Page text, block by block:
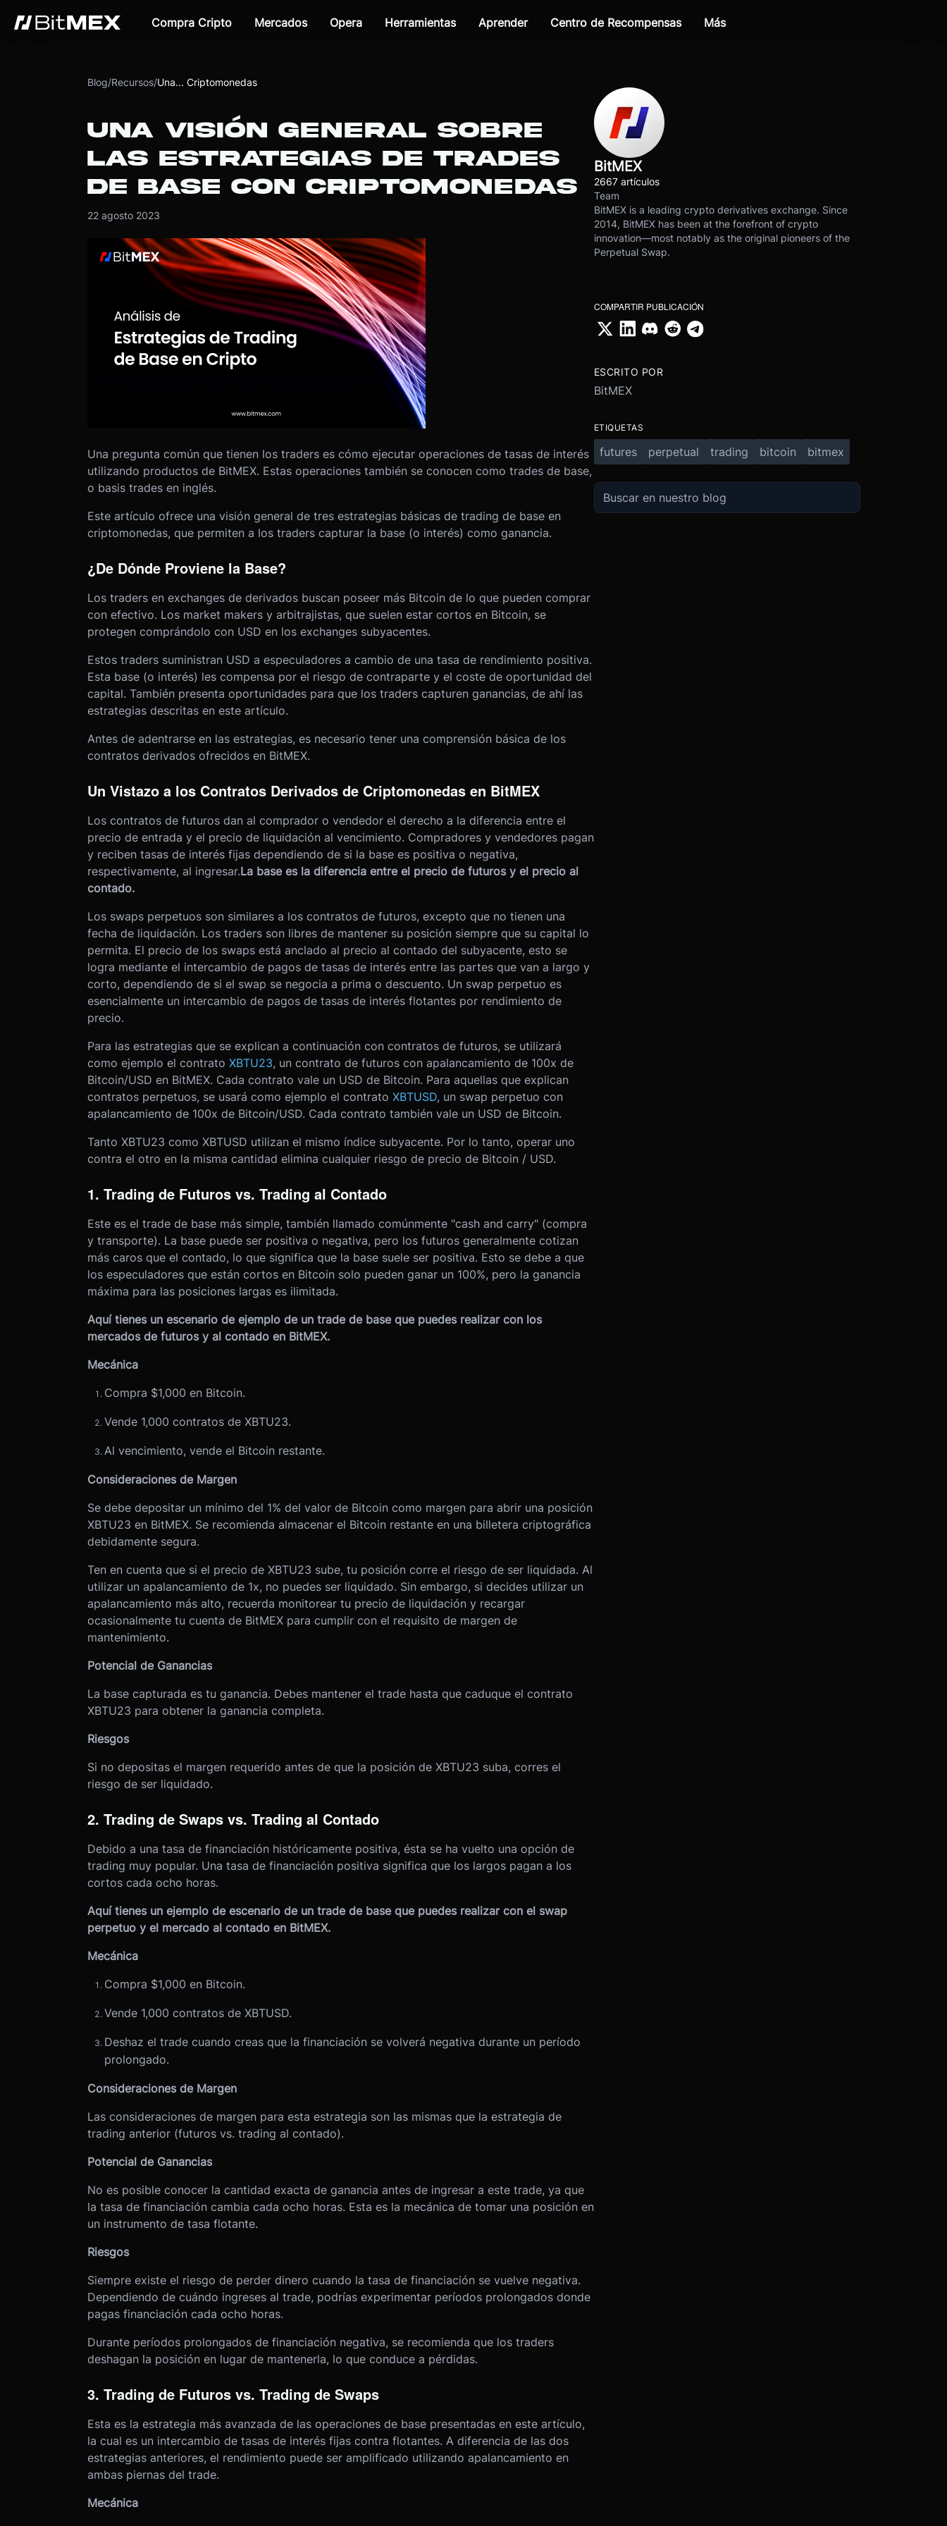
Compra Cripto Mercados Opera Herramientas Aprender Centro de Recompensas Más
Blog/Recursos/Una... Criptomonedas
UNA VISIÓN GENERAL SOBRE
LAS ESTRATEGIAS DE TRADES
DE BASE CON CRIPTOMONEDAS
22 agosto 2023
Una pregunta común que tienen los traders es cómo ejecutar operaciones de tasas de interés
utilizando productos de BitMEX. Estas operaciones también se conocen como trades de base,
o basis trades en inglés.
Este artículo ofrece una visión general de tres estrategias básicas de trading de base en
criptomonedas, que permiten a los traders capturar la base (o interés) como ganancia.
¿De Dónde Proviene la Base?
Los traders en exchanges de derivados buscan poseer más Bitcoin de lo que pueden comprar
con efectivo. Los market makers y arbitrajistas, que suelen estar cortos en Bitcoin, se
protegen comprándolo con USD en los exchanges subyacentes.
Estos traders suministran USD a especuladores a cambio de una tasa de rendimiento positiva.
Esta base (o interés) les compensa por el riesgo de contraparte y el coste de oportunidad del
capital. También presenta oportunidades para que los traders capturen ganancias, de ahí las
estrategias descritas en este artículo.
Antes de adentrarse en las estrategias, es necesario tener una comprensión básica de los
contratos derivados ofrecidos en BitMEX.
Un Vistazo a los Contratos Derivados de Criptomonedas en BitMEX
Los contratos de futuros dan al comprador o vendedor el derecho a la diferencia entre el
precio de entrada y el precio de liquidación al vencimiento. Compradores y vendedores pagan
y reciben tasas de interés fijas dependiendo de si la base es positiva o negativa,
respectivamente, al ingresar.La base es la diferencia entre el precio de futuros y el precio al
contado.
Los swaps perpetuos son similares a los contratos de futuros, excepto que no tienen una
fecha de liquidación. Los traders son libres de mantener su posición siempre que su capital lo
permita. El precio de los swaps está anclado al precio al contado del subyacente, esto se
logra mediante el intercambio de pagos de tasas de interés entre las partes que van a largo y
corto, dependiendo de si el swap se negocia a prima o descuento. Un swap perpetuo es
esencialmente un intercambio de pagos de tasas de interés flotantes por rendimiento de
precio.
Para las estrategias que se explican a continuación con contratos de futuros, se utilizará
como ejemplo el contrato XBTU23, un contrato de futuros con apalancamiento de 100x de
Bitcoin/USD en BitMEX. Cada contrato vale un USD de Bitcoin. Para aquellas que explican
contratos perpetuos, se usará como ejemplo el contrato XBTUSD, un swap perpetuo con
apalancamiento de 100x de Bitcoin/USD. Cada contrato también vale un USD de Bitcoin.
Tanto XBTU23 como XBTUSD utilizan el mismo índice subyacente. Por lo tanto, operar uno
contra el otro en la misma cantidad elimina cualquier riesgo de precio de Bitcoin / USD.
1. Trading de Futuros vs. Trading al Contado
Este es el trade de base más simple, también llamado comúnmente "cash and carry" (compra
y transporte). La base puede ser positiva o negativa, pero los futuros generalmente cotizan
más caros que el contado, lo que significa que la base suele ser positiva. Esto se debe a que
los especuladores que están cortos en Bitcoin solo pueden ganar un 100%, pero la ganancia
máxima para las posiciones largas es ilimitada.
Aquí tienes un escenario de ejemplo de un trade de base que puedes realizar con los
mercados de futuros y al contado en BitMEX.
Mecánica
Compra $1,000 en Bitcoin.
Vende 1,000 contratos de XBTU23.
Al vencimiento, vende el Bitcoin restante.
Consideraciones de Margen
Se debe depositar un mínimo del 1% del valor de Bitcoin como margen para abrir una posición
XBTU23 en BitMEX. Se recomienda almacenar el Bitcoin restante en una billetera criptográfica
debidamente segura.
Ten en cuenta que si el precio de XBTU23 sube, tu posición corre el riesgo de ser liquidada. Al
utilizar un apalancamiento de 1x, no puedes ser liquidado. Sin embargo, si decides utilizar un
apalancamiento más alto, recuerda monitorear tu precio de liquidación y recargar
ocasionalmente tu cuenta de BitMEX para cumplir con el requisito de margen de
mantenimiento.
Potencial de Ganancias
La base capturada es tu ganancia. Debes mantener el trade hasta que caduque el contrato
XBTU23 para obtener la ganancia completa.
Riesgos
Si no depositas el margen requerido antes de que la posición de XBTU23 suba, corres el
riesgo de ser liquidado.
2. Trading de Swaps vs. Trading al Contado
Debido a una tasa de financiación históricamente positiva, ésta se ha vuelto una opción de
trading muy popular. Una tasa de financiación positiva significa que los largos pagan a los
cortos cada ocho horas.
Aquí tienes un ejemplo de escenario de un trade de base que puedes realizar con el swap
perpetuo y el mercado al contado en BitMEX.
Mecánica
Compra $1,000 en Bitcoin.
Vende 1,000 contratos de XBTUSD.
Deshaz el trade cuando creas que la financiación se volverá negativa durante un período
prolongado.
Consideraciones de Margen
Las consideraciones de margen para esta estrategia son las mismas que la estrategia de
trading anterior (futuros vs. trading al contado).
Potencial de Ganancias
No es posible conocer la cantidad exacta de ganancia antes de ingresar a este trade, ya que
la tasa de financiación cambia cada ocho horas. Esta es la mecánica de tomar una posición en
un instrumento de tasa flotante.
Riesgos
Siempre existe el riesgo de perder dinero cuando la tasa de financiación se vuelve negativa.
Dependiendo de cuándo ingreses al trade, podrías experimentar períodos prolongados donde
pagas financiación cada ocho horas.
Durante períodos prolongados de financiación negativa, se recomienda que los traders
deshagan la posición en lugar de mantenerla, lo que conduce a pérdidas.
3. Trading de Futuros vs. Trading de Swaps
Esta es la estrategia más avanzada de las operaciones de base presentadas en este artículo,
la cual es un intercambio de tasas de interés fijas contra flotantes. A diferencia de las dos
estrategias anteriores, el rendimiento puede ser amplificado utilizando apalancamiento en
ambas piernas del trade.
Mecánica
BitMEX
2667 artículos
Team
BitMEX is a leading crypto derivatives exchange. Since
2014, BitMEX has been at the forefront of crypto
innovation—most notably as the original pioneers of the
Perpetual Swap.
COMPARTIR PUBLICACIÓN
ESCRITO POR
BitMEX
ETIQUETAS
futures perpetual trading bitcoin bitmex